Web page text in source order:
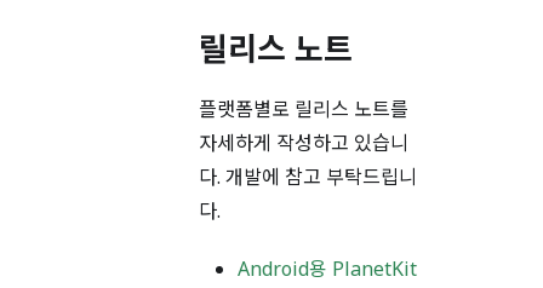
릴리스 노트
플랫폼별로 릴리스 노트를
자세하게 작성하고 있습니
다. 개발에 참고 부탁드립니
다.
Android용 PlanetKit